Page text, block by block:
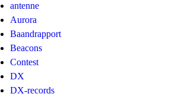
antenne
Aurora
Baandrapport
Beacons
Contest
DX
DX-records